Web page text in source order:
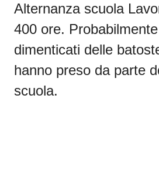
Alternanza scuola
400 ore.
dimenticati delle
hanno preso da parte
scuola.